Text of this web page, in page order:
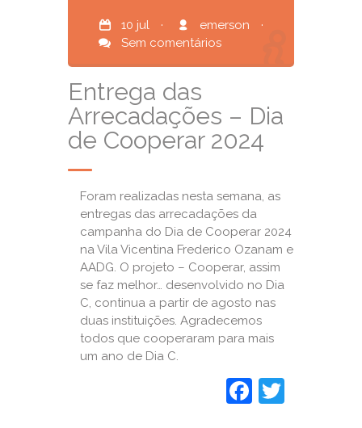
10 jul · emerson
·
Sem comentários
Entrega das
Arrecadações – Dia
de Cooperar 2024
Foram realizadas nesta semana, as
entregas das arrecadações da
campanha do Dia de Cooperar 2024
na Vila Vicentina Frederico Ozanam e
AADG. O projeto – Cooperar, assim
se faz melhor… desenvolvido no Dia
C, continua a partir de agosto nas
duas instituições. Agradecemos
todos que cooperaram para mais
um ano de Dia C.